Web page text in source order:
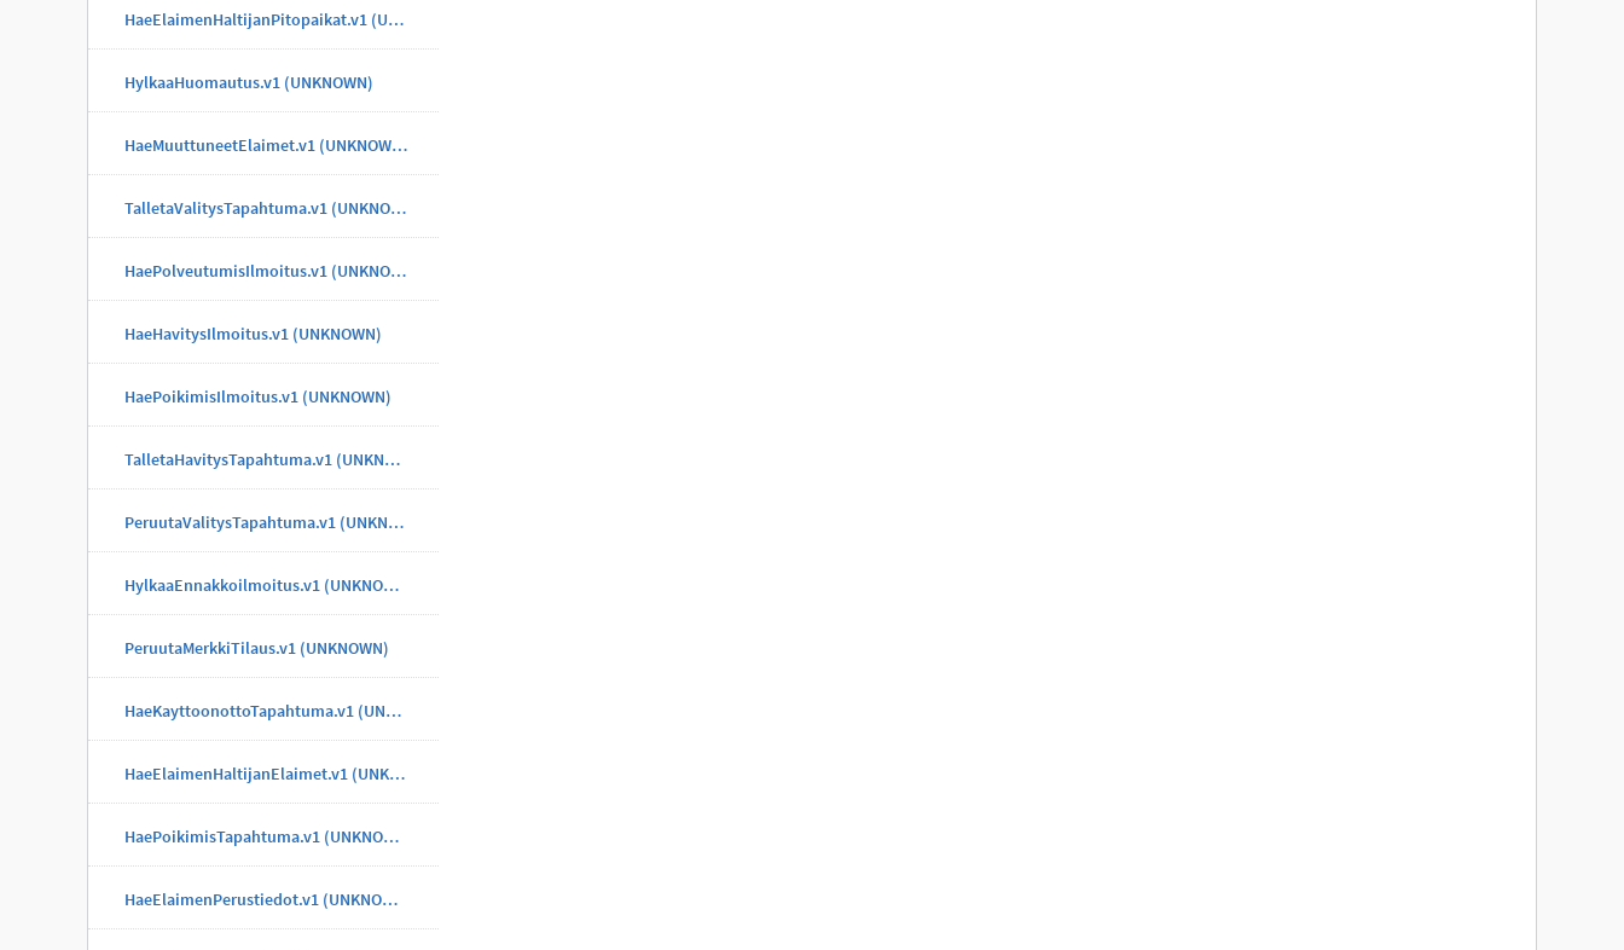
HaeElaimenHaltijanPitopaikat.v1 (UNKNOWN)
HylkaaHuomautus.v1 (UNKNOWN)
HaeMuuttuneetElaimet.v1 (UNKNOWN)
TalletaValitysTapahtuma.v1 (UNKNOWN)
HaePolveutumisIlmoitus.v1 (UNKNOWN)
HaeHavitysIlmoitus.v1 (UNKNOWN)
HaePoikimisIlmoitus.v1 (UNKNOWN)
TalletaHavitysTapahtuma.v1 (UNKNOWN)
PeruutaValitysTapahtuma.v1 (UNKNOWN)
HylkaaEnnakkoilmoitus.v1 (UNKNOWN)
PeruutaMerkkiTilaus.v1 (UNKNOWN)
HaeKayttoonottoTapahtuma.v1 (UNKNOWN)
HaeElaimenHaltijanElaimet.v1 (UNKNOWN)
HaePoikimisTapahtuma.v1 (UNKNOWN)
HaeElaimenPerustiedot.v1 (UNKNOWN)